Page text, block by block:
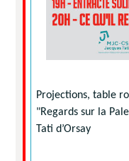
Projections, table
"Regards sur la
Tati d’Orsay